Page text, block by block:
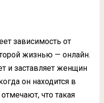
зависимость от
жизнью — онлайн.
и заставляет женщин
он находится в
что такая